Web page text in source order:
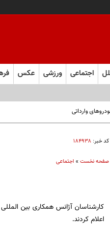
اجتماعی ورزشی عکس
وارداتی
کد خبر: ۱۸۴۹۳۸
صفحه نخست» اجتماعی
کارشناسان آژانس همکاری بین
اعلام کردند.